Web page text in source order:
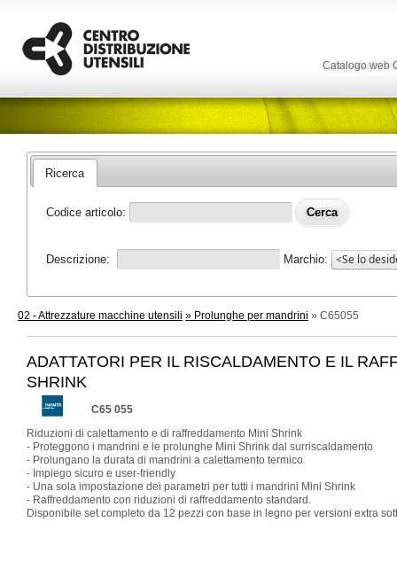
Catalogo web
Ricerca
Codice articolo:
Descrizione: Marchio:
02 - Attrezzature macchine utensili » Prolunghe per mandrini » C65055
ADATTATORI PER IL RISCALDAMENTO E IL
SHRINK
C65 055
Riduzioni di calettamento e di raffreddamento Mini Shrink
- Proteggono i mandrini e le prolunghe Mini Shrink dal surriscaldamento
- Prolungano la durata di mandrini a calettamento termico
- Impiego sicuro e user-friendly
- Una sola impostazione dei parametri per tutti i mandrini Mini Shrink
- Raffreddamento con riduzioni di raffreddamento standard.
Disponibile set completo da 12 pezzi con base in legno per versioni extra